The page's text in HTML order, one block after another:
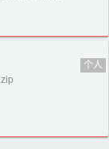
176.2KB个人